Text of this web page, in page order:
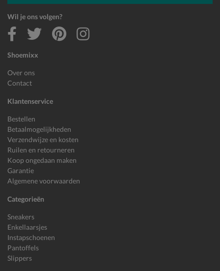
Shoemixx
Over ons
Contact
Klantenservice
Bestellen
Betaalmogelijkheden
Verzendwijze en kosten
Ruilen en retourneren
Koop ongedaan maken
Garantie
Algemene voorwaarden
Categorieën
Sneakers
Enkellaarsjes
Instapschoenen
Pantoffels
Slippers
Wil je ons volgen?